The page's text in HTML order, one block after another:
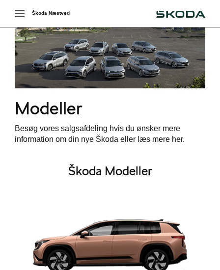
Toggle
navigation
Škoda Næstved
Modeller
Besøg vores salgsafdeling hvis du ønsker mere
information om din nye Škoda eller læs mere her.
Škoda Modeller